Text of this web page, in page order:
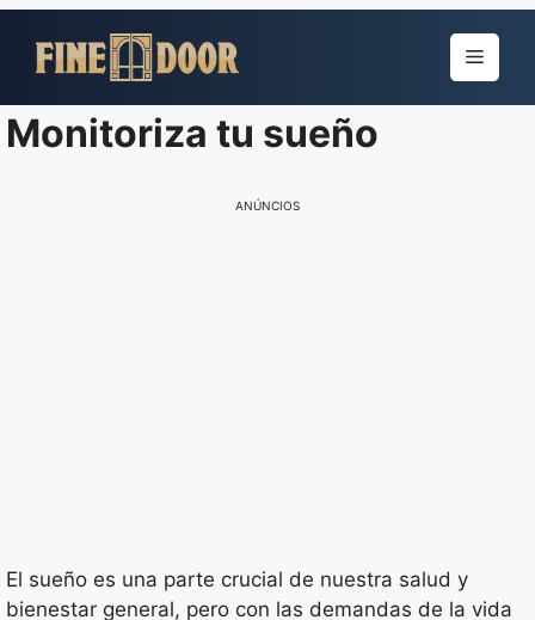
para
conteúdo
Menu
Monitoriza tu sueño
ANÚNCIOS
El sueño es una parte crucial de nuestra salud y
bienestar general, pero con las demandas de la vida